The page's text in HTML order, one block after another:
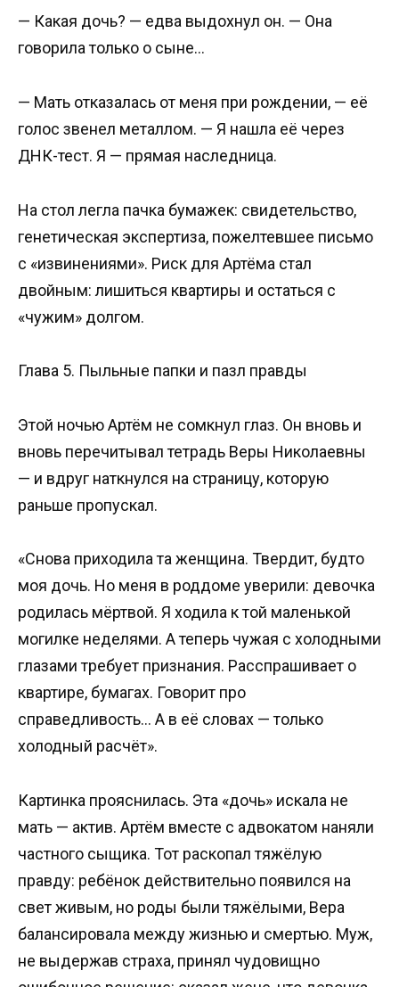
— Какая дочь? — едва выдохнул он. — Она
говорила только о сыне…
— Мать отказалась от меня при рождении, — её
голос звенел металлом. — Я нашла её через
ДНК-тест. Я — прямая наследница.
На стол легла пачка бумажек: свидетельство,
генетическая экспертиза, пожелтевшее письмо
с «извинениями». Риск для Артёма стал
двойным: лишиться квартиры и остаться с
«чужим» долгом.
Глава 5. Пыльные папки и пазл правды
Этой ночью Артём не сомкнул глаз. Он вновь и
вновь перечитывал тетрадь Веры Николаевны
— и вдруг наткнулся на страницу, которую
раньше пропускал.
«Снова приходила та женщина. Твердит, будто
моя дочь. Но меня в роддоме уверили: девочка
родилась мёртвой. Я ходила к той маленькой
могилке неделями. А теперь чужая с холодными
глазами требует признания. Расспрашивает о
квартире, бумагах. Говорит про
справедливость… А в её словах — только
холодный расчёт».
Картинка прояснилась. Эта «дочь» искала не
мать — актив. Артём вместе с адвокатом наняли
частного сыщика. Тот раскопал тяжёлую
правду: ребёнок действительно появился на
свет живым, но роды были тяжёлыми, Вера
балансировала между жизнью и смертью. Муж,
не выдержав страха, принял чудовищно